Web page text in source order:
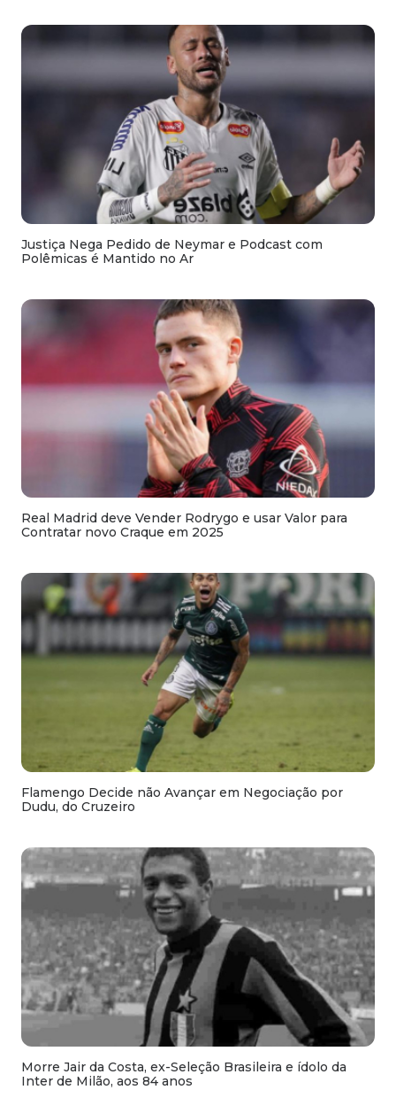
Justiça Nega Pedido de Neymar e Podcast com
Polêmicas é Mantido no Ar
Real Madrid deve Vender Rodrygo e usar Valor para
Contratar novo Craque em 2025
Flamengo Decide não Avançar em Negociação por
Dudu, do Cruzeiro
Morre Jair da Costa, ex-Seleção Brasileira e ídolo da
Inter de Milão, aos 84 anos